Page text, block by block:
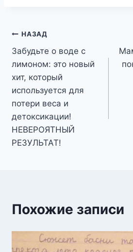
Навигация
по
записям
НАЗАД
Забудьте о воде с
лимоном: это новый
хит, который
используется для
потери веса и
детоксикации!
НЕВЕРОЯТНЫЙ
РЕЗУЛЬТАТ!
Похожие записи